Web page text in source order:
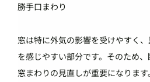
勝手口まわり
窓は特に外気の影響を受けやすく
を感じやすい部分です。そのため
窓まわりの見直しが重要になりま